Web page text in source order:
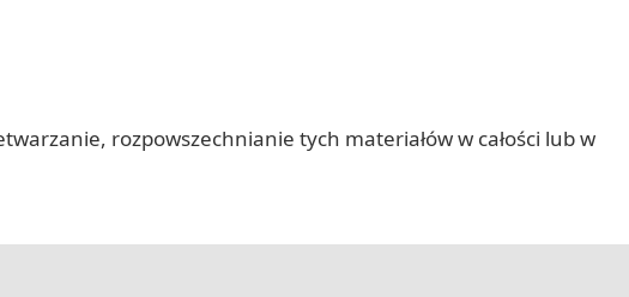
rozpowszechnianie tych materiałów w całości lub w